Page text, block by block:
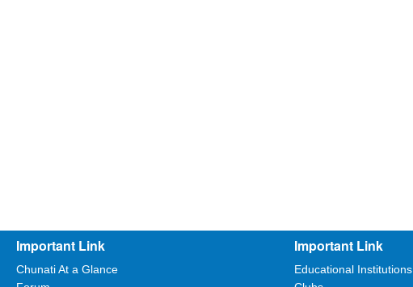
Important Link
Chunati At a Glance
Important Link
Educational Institutions